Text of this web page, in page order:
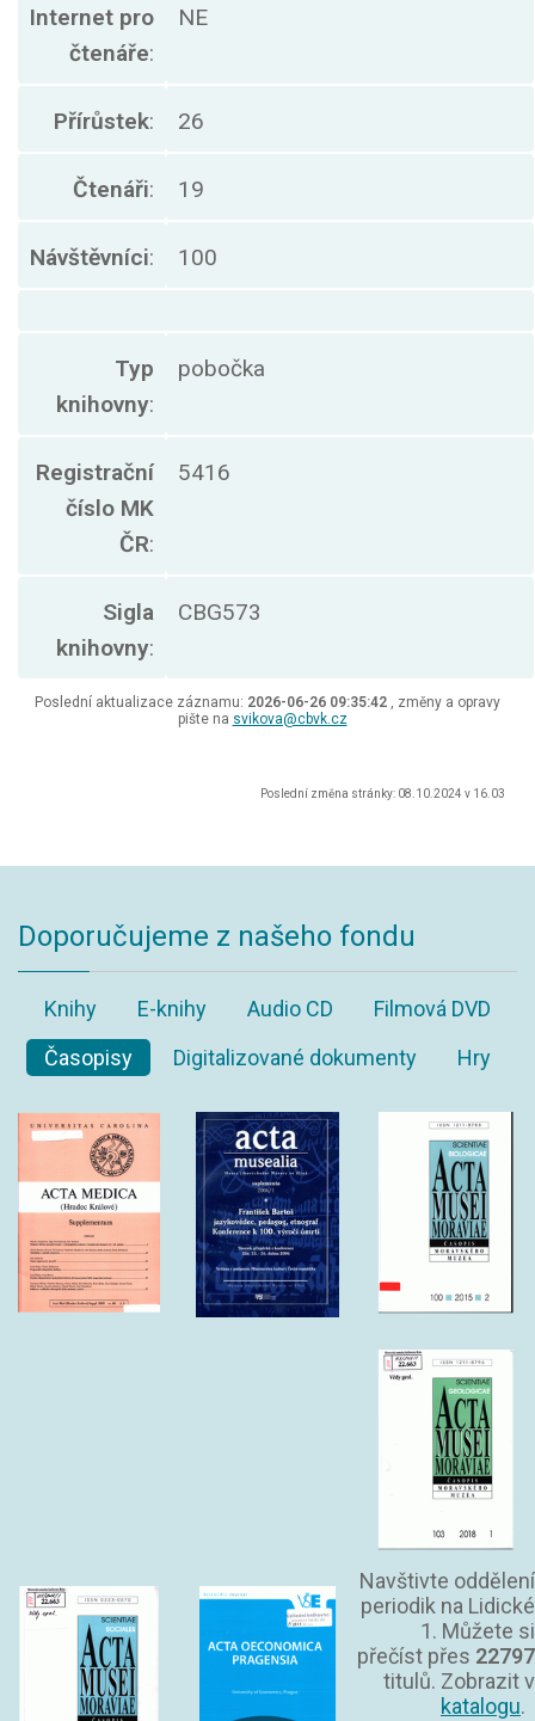
Internet pro
čtenáře:
NE
Přírůstek: 26
Čtenáři: 19
Návštěvníci: 100
Typ
knihovny:
pobočka
Registrační
číslo MK
ČR:
5416
Sigla
knihovny:
CBG573
Poslední aktualizace záznamu: 2026-06-26 09:35:42 , změny a opravy
pište na svikova@cbvk.cz
Poslední změna stránky: 08.10.2024 v 16.03
Doporučujeme z našeho fondu
Knihy E-knihy Audio CD
Filmová DVD
Časopisy
Digitalizované dokumenty Hry
Navštivte oddělení
periodik na Lidické
1. Můžete si
přečíst přes 22797
titulů. Zobrazit v
katalogu.